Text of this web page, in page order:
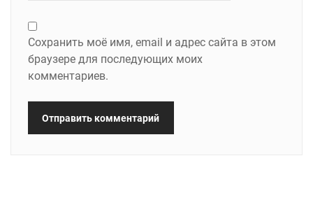
Сохранить моё имя, email и адрес сайта в этом
браузере для последующих моих
комментариев.